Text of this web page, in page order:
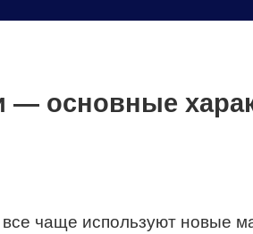
— основные
чаще используют новые